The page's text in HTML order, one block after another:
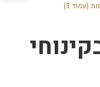
(עמוד 3)
קינוחי